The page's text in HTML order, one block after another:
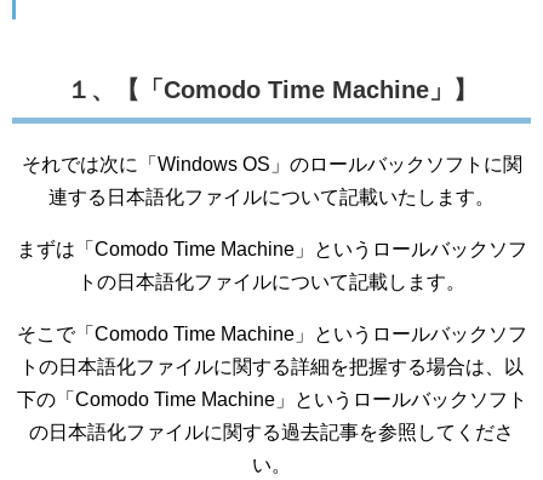
１、【「Comodo Time Machine」】
それでは次に「Windows OS」のロールバックソフトに関
連する日本語化ファイルについて記載いたします。
まずは「Comodo Time Machine」というロールバックソフ
トの日本語化ファイルについて記載します。
そこで「Comodo Time Machine」というロールバックソフ
トの日本語化ファイルに関する詳細を把握する場合は、以
下の「Comodo Time Machine」というロールバックソフト
の日本語化ファイルに関する過去記事を参照してくださ
い。